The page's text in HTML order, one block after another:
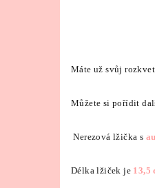
Máte už svůj
Můžete si pořídit
Nerezová lžička s
Délka lžiček je 13,5